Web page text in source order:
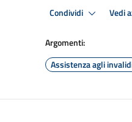
Condividi Vedi
Argomenti:
Assistenza agli